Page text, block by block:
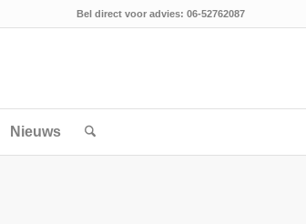
Bel direct voor advies: 06-52762087
Nieuws